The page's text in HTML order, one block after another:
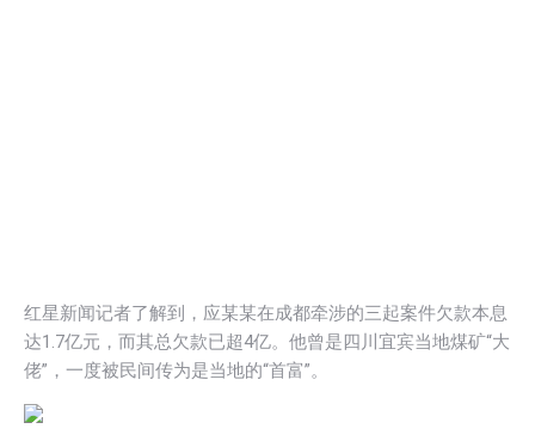
红星新闻记者了解到，应某某在成都牵涉的三起案件欠款本息
达1.7亿元，而其总欠款已超4亿。他曾是四川宜宾当地煤矿“大
佬”，一度被民间传为是当地的“首富”。